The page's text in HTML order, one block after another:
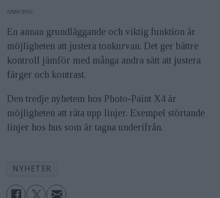
ANNONS
En annan grundläggande och viktig funktion är
möjligheten att justera tonkurvan. Det ger bättre
kontroll jämför med många andra sätt att justera
färger och kontrast.
Den tredje nyhetem hos Photo-Paint X4 är
möjligheten att räta upp linjer. Exempel störtande
linjer hos hus som är tagna underifrån.
NYHETER